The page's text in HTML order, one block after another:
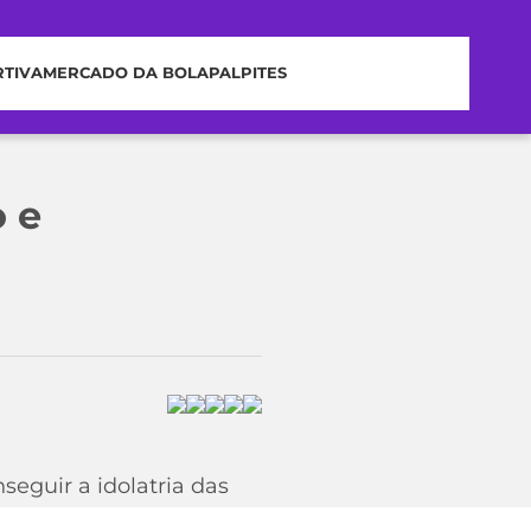
MERCADO DA BOLAPALPITES
e
a idolatria das